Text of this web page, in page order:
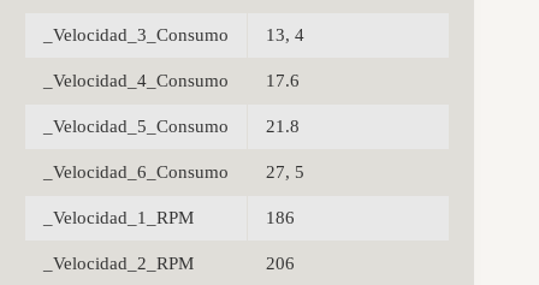
_Velocidad_3_Consumo 13, 4
_Velocidad_4_Consumo 17.6
_Velocidad_5_Consumo 21.8
_Velocidad_6_Consumo 27, 5
_Velocidad_1_RPM 186
_Velocidad_2_RPM 206